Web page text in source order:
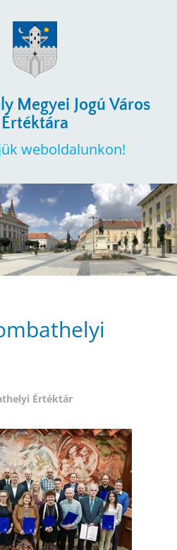
Megyei Jogú Város
Értéktára
weboldalunkon!
Értéktár